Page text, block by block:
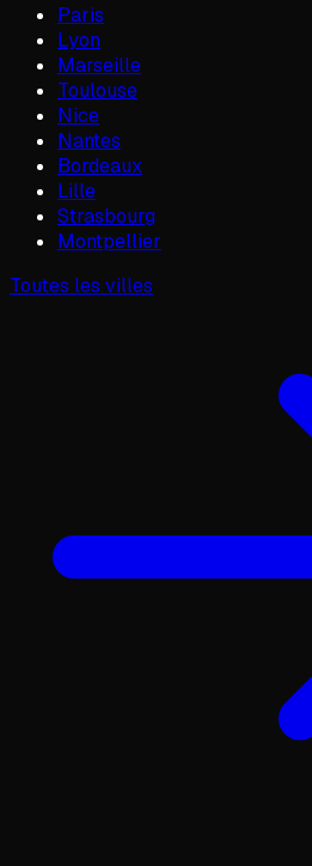
Paris
Lyon
Marseille
Toulouse
Nice
Nantes
Bordeaux
Lille
Strasbourg
Montpellier
Toutes les villes